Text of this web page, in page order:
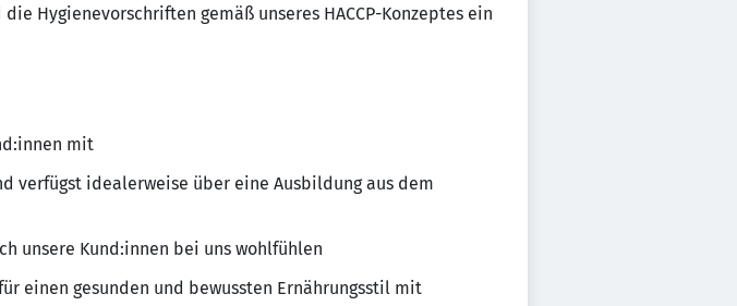
Hygienevorschriften gemäß unseres HACCP-Konzeptes ein
mit
verfügst idealerweise über eine Ausbildung aus dem
unsere Kund:innen bei uns wohlfühlen
einen gesunden und bewussten Ernährungsstil mit